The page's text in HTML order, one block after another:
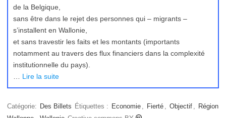
de la Belgique,
sans être dans le rejet des personnes qui – migrants –
s’installent en Wallonie,
et sans travestir les faits et les montants (importants
notamment au travers des flux financiers dans la complexité
institutionnelle du pays).
Lire la suite
Catégorie: Des Billets Étiquettes : Economie , Fierté , Objectif , Région